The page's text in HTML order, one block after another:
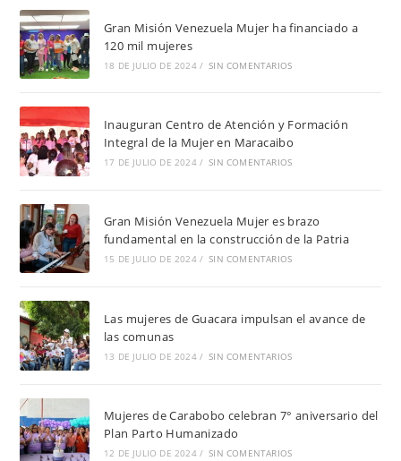
Gran Misión Venezuela Mujer ha financiado a
120 mil mujeres
18 DE JULIO DE 2024 / SIN COMENTARIOS
Inauguran Centro de Atención y Formación
Integral de la Mujer en Maracaibo
17 DE JULIO DE 2024 / SIN COMENTARIOS
Gran Misión Venezuela Mujer es brazo
fundamental en la construcción de la Patria
15 DE JULIO DE 2024 / SIN COMENTARIOS
Las mujeres de Guacara impulsan el avance de
las comunas
13 DE JULIO DE 2024 / SIN COMENTARIOS
Mujeres de Carabobo celebran 7° aniversario del
Plan Parto Humanizado
12 DE JULIO DE 2024 / SIN COMENTARIOS